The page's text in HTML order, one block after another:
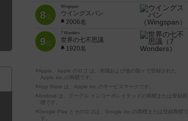
8位
Wingspan
ウイングスパン
2006名
9位
7 Wonders
世界の七不思議
1920名
※Apple、Apple のロゴ は、米国および他の国々で登録された
Apple Inc.の商標です。
※App Store は、Apple Inc.のサービスマークです。
※Android は、グーグル インコーポレイテッドの商標または登録商
標です。
※Google Play とそのロゴは、Google Inc.の商標または登録商標で
す。